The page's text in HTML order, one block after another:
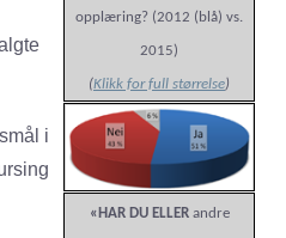
opplæring? (2012 (blå) vs.
2015)
(Klikk for full størrelse)
«HAR DU ELLERandre
i